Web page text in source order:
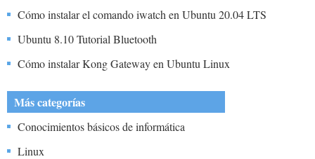
Cómo instalar el comando iwatch en Ubuntu 20.04 LTS
Ubuntu 8.10 Tutorial Bluetooth
Cómo instalar Kong Gateway en Ubuntu Linux
Más categorías
Conocimientos básicos de informática
Linux